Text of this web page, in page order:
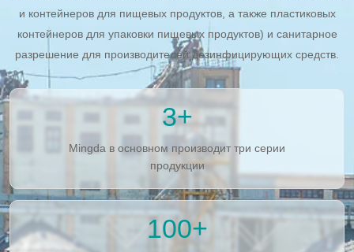
и контейнеров для пищевых продуктов, а также пластиковых
контейнеров для упаковки пищевых продуктов) и санитарное
разрешение для производителей дезинфицирующих средств.
3+
Mingda в основном производит три серии
продукции
100+